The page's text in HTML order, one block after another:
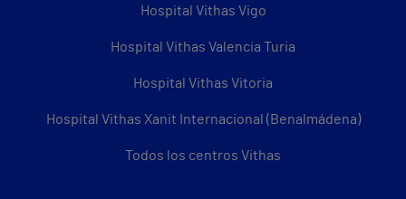
Hospital Vithas Vigo
Hospital Vithas Valencia Turia
Hospital Vithas Vitoria
Hospital Vithas Xanit Internacional (Benalmádena)
Todos los centros Vithas